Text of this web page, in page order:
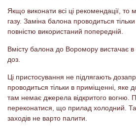
Якщо виконати всі ці рекомендації, то
газу. Заміна балона проводиться
повністю використаний попередній.
Вмісту балона до Воромору вистачає
доз.
Ці пристосування не підлягають
проводиться тільки в приміщенні, яке
там немає джерела відкритого вогню.
переконатися, що прилад холодний.
заходів не варто палити.